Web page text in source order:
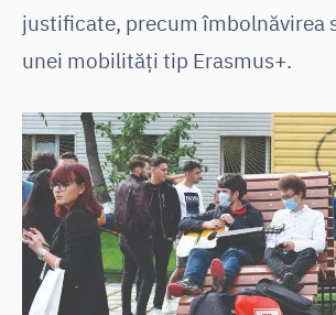
justificate, precum îmbolnăvirea
unei mobilități tip Erasmus+.